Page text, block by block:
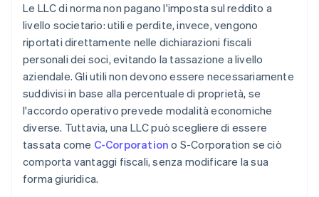
Le LLC di norma non pagano l'imposta sul reddito a
livello societario: utili e perdite, invece, vengono
riportati direttamente nelle dichiarazioni fiscali
personali dei soci, evitando la tassazione a livello
aziendale. Gli utili non devono essere necessariamente
suddivisi in base alla percentuale di proprietà, se
l'accordo operativo prevede modalità economiche
diverse. Tuttavia, una LLC può scegliere di essere
tassata come C-Corporation o S-Corporation se ciò
comporta vantaggi fiscali, senza modificare la sua
forma giuridica.